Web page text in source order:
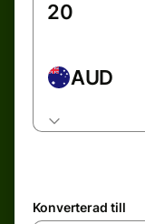
AUD
Konverterad till